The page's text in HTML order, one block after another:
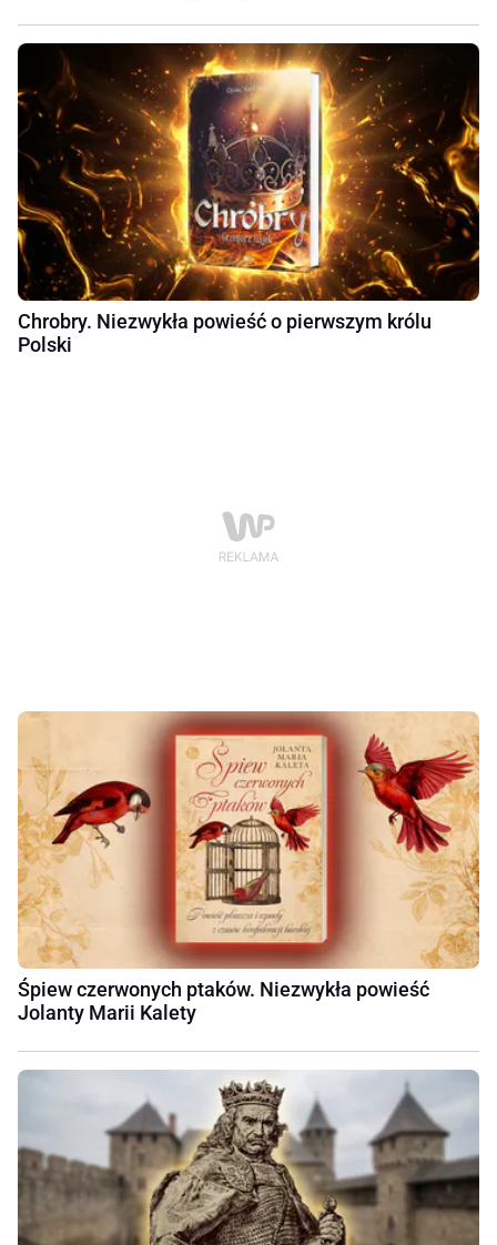
Chrobry. Niezwykła powieść o pierwszym królu
Polski
Śpiew czerwonych ptaków. Niezwykła powieść
Jolanty Marii Kalety